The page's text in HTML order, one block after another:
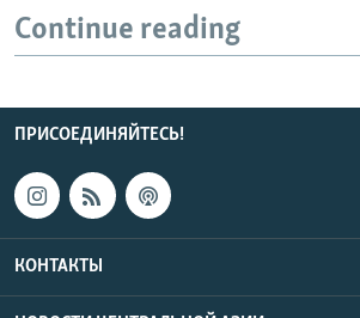
Continue reading
ПРИСОЕДИНЯЙТЕСЬ!
КОНТАКТЫ